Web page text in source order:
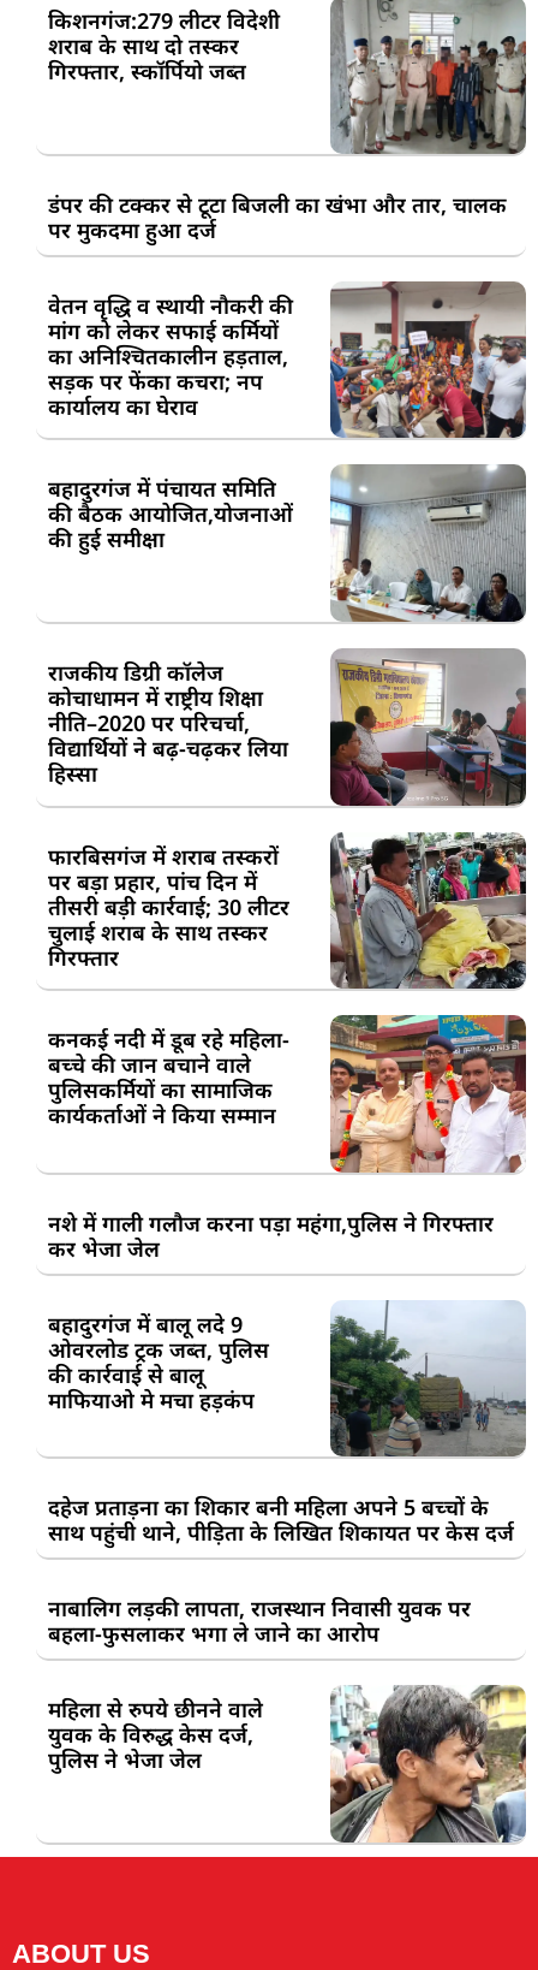
किशनगंज:279 लीटर विदेशी
शराब के साथ दो तस्कर
गिरफ्तार, स्कॉर्पियो जब्त
डंपर की टक्कर से टूटा बिजली का खंभा और तार, चालक
पर मुकदमा हुआ दर्ज
वेतन वृद्धि व स्थायी नौकरी की
मांग को लेकर सफाई कर्मियों
का अनिश्चितकालीन हड़ताल,
सड़क पर फेंका कचरा; नप
कार्यालय का घेराव
बहादुरगंज में पंचायत समिति
की बैठक आयोजित,योजनाओं
की हुई समीक्षा
राजकीय डिग्री कॉलेज
कोचाधामन में राष्ट्रीय शिक्षा
नीति–2020 पर परिचर्चा,
विद्यार्थियों ने बढ़-चढ़कर लिया
हिस्सा
फारबिसगंज में शराब तस्करों
पर बड़ा प्रहार, पांच दिन में
तीसरी बड़ी कार्रवाई; 30 लीटर
चुलाई शराब के साथ तस्कर
गिरफ्तार
कनकई नदी में डूब रहे महिला-
बच्चे की जान बचाने वाले
पुलिसकर्मियों का सामाजिक
कार्यकर्ताओं ने किया सम्मान
नशे में गाली गलौज करना पड़ा महंगा,पुलिस ने गिरफ्तार
कर भेजा जेल
बहादुरगंज में बालू लदे 9
ओवरलोड ट्रक जब्त, पुलिस
की कार्रवाई से बालू
माफियाओ मे मचा हड़कंप
दहेज प्रताड़ना का शिकार बनी महिला अपने 5 बच्चों के
साथ पहुंची थाने, पीड़िता के लिखित शिकायत पर केस दर्ज
नाबालिग लड़की लापता, राजस्थान निवासी युवक पर
बहला-फुसलाकर भगा ले जाने का आरोप
महिला से रुपये छीनने वाले
युवक के विरुद्ध केस दर्ज,
पुलिस ने भेजा जेल
ABOUT US